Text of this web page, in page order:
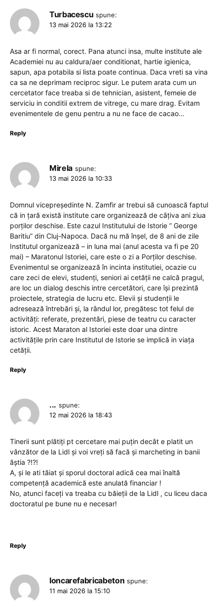
Turbacescu spune:
13 mai 2026 la 13:22
Asa ar fi normal, corect. Pana atunci insa, multe institute ale
Academiei nu au caldura/aer conditionat, hartie igienica,
sapun, apa potabila si lista poate continua. Daca vreti sa vina
ca sa ne deprimam reciproc sigur. Le putem arata cum un
cercetator face treaba si de tehnician, asistent, femeie de
serviciu in conditii extrem de vitrege, cu mare drag. Evitam
evenimentele de genu pentru a nu ne face de cacao…
Reply
Mirela spune:
13 mai 2026 la 10:33
Domnul vicepreședinte N. Zamfir ar trebui să cunoască faptul
că in țară există institute care organizează de câțiva ani ziua
porților deschise. Este cazul Institutului de Istorie ” George
Baritiu” din Cluj-Napoca. Dacă nu mă înșel, de 8 ani de zile
Institutul organizează – in luna mai (anul acesta va fi pe 20
mai) – Maratonul Istoriei, care este o zi a Porților deschise.
Evenimentul se organizează în incinta institutiei, ocazie cu
care zeci de elevi, studenți, seniori ai cetății ne calcă pragul,
are loc un dialog deschis intre cercetători, care își prezintă
proiectele, strategia de lucru etc. Elevii și studenții le
adresează întrebări și, la rândul lor, pregătesc tot felul de
activități: referate, prezentări, piese de teatru cu caracter
istoric. Acest Maraton al Istoriei este doar una dintre
activitățile prin care Institutul de Istorie se implică in viața
cetății.
Reply
... spune:
12 mai 2026 la 18:43
Tinerii sunt plătiți pt cercetare mai puțin decât e platit un
vânzător de la Lidl și voi vreți să facă și marcheting in banii
ăștia ?!?!
A, și le ati tăiat și sporul doctoral adică cea mai înaltă
competență academică este anulată financiar !
No, atunci faceți va treaba cu băieții de la Lidl , cu liceu daca
doctoratul pe bune nu e necesar!
Reply
Ioncarefabricabeton spune:
11 mai 2026 la 15:10